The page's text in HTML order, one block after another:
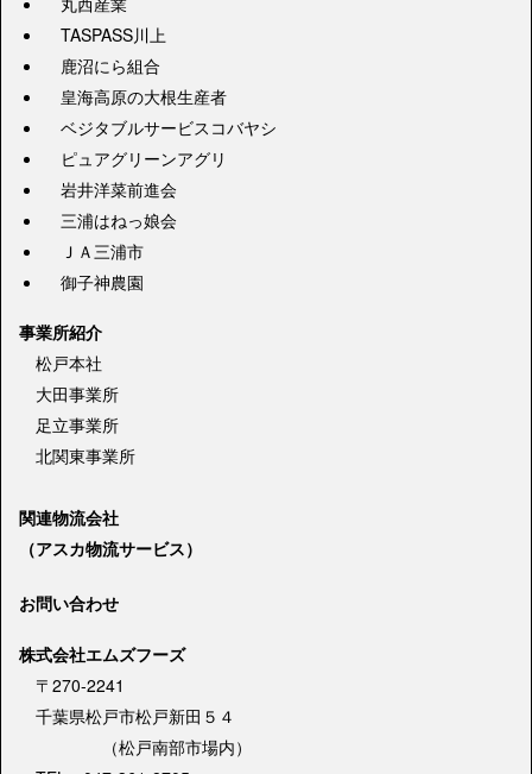
TASPASS川上
鹿沼にら組合
皇海高原の大根生産者
ベジタブルサービスコバヤシ
ピュアグリーンアグリ
岩井洋菜前進会
三浦はねっ娘会
ＪＡ三浦市
御子神農園
事業所紹介
松戸本社
大田事業所
足立事業所
北関東事業所
関連物流会社
（アスカ物流サービス）
お問い合わせ
株式会社エムズフーズ
〒270-2241
千葉県松戸市松戸新田５４
（松戸南部市場内）